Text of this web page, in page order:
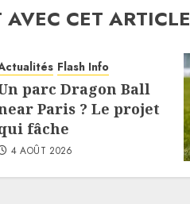
AVEC CET ARTICLE
Flash Info
parc Dragon Ball
Paris ? Le projet
fâche
4 AOÛT 2026